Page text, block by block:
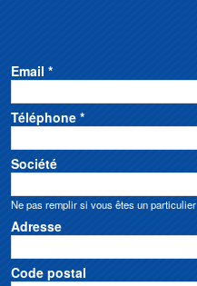
Email *
Téléphone *
Société
Ne pas remplir si vous êtes un particulier
Adresse
Code postal